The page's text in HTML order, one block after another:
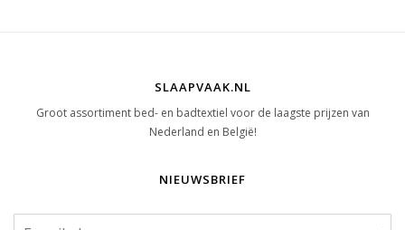
SLAAPVAAK.NL
Groot assortiment bed- en badtextiel voor de laagste prijzen van
Nederland en België!
NIEUWSBRIEF